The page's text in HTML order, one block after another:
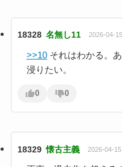
18328 名無し11 2026-04-
>>10それはわかる。
浸りたい。
0 0
18329 懐古主義 2026-04-